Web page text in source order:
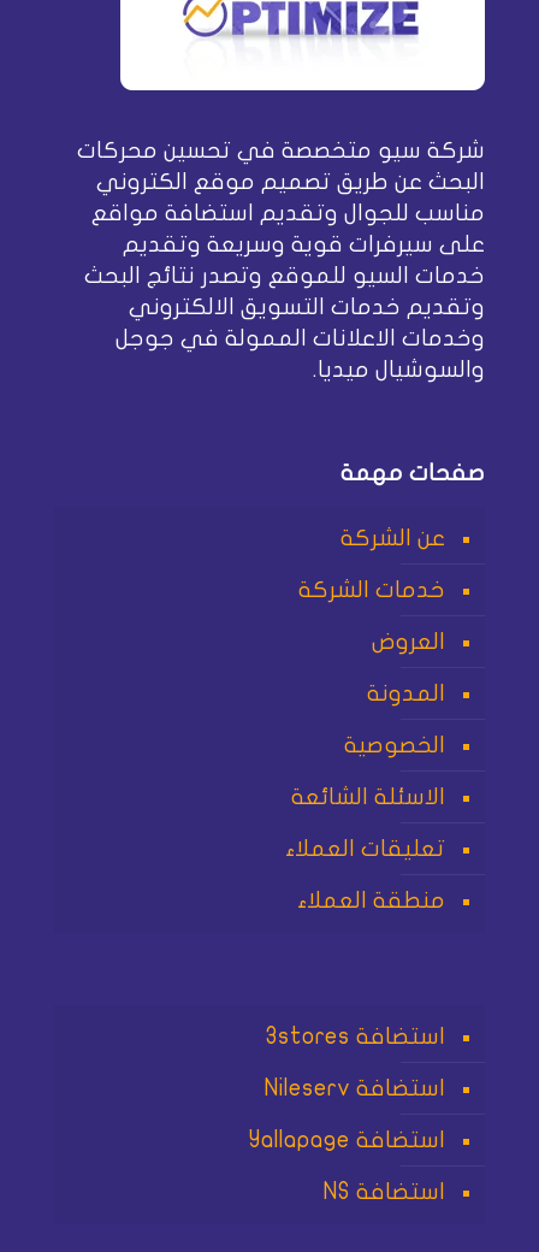
شركة سيو متخصصة في تحسين محركات
البحث عن طريق تصميم موقع الكتروني
مناسب للجوال وتقديم استضافة مواقع
على سيرفرات قوية وسريعة وتقديم
خدمات السيو للموقع وتصدر نتائج البحث
وتقديم خدمات التسويق الالكتروني
وخدمات الاعلانات الممولة في جوجل
والسوشيال ميديا.
صفحات مهمة
عن الشركة
خدمات الشركة
العروض
المدونة
الخصوصية
الاسئلة الشائعة
تعليقات العملاء
منطقة العملاء
استضافة 3stores
استضافة Nileserv
استضافة Yallapage
استضافة NS